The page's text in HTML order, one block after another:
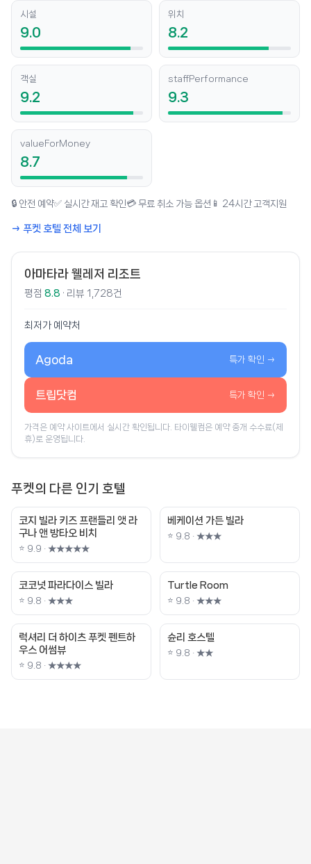
시설
9.0
위치
8.2
객실
9.2
staffPerformance
9.3
valueForMoney
8.7
🔒 안전 예약✅ 실시간 재고 확인 💳 무료 취소 가능 옵션 📱 24시간 고객지원
→ 푸켓 호텔 전체 보기
아마타라 웰레저 리조트
평점 8.8 · 리뷰 1,728건
최저가 예약처
Agoda 특가 확인 →
트립닷컴 특가 확인 →
가격은 예약 사이트에서 실시간 확인됩니다. 타이웰컴은 예약 중개 수수료(제
휴)로 운영됩니다.
푸켓의 다른 인기 호텔
코지 빌라 키즈 프랜들리 앳 라
구나 앤 방타오 비치
⭐ 9.9 · ★★★★★
베케이션 가든 빌라
⭐ 9.8 · ★★★
코코넛 파라다이스 빌라
⭐ 9.8 · ★★★
Turtle Room
⭐ 9.8 · ★★★
럭셔리 더 하이츠 푸켓 펜트하
우스 어썸뷰
⭐ 9.8 · ★★★★
슌리 호스텔
⭐ 9.8 · ★★